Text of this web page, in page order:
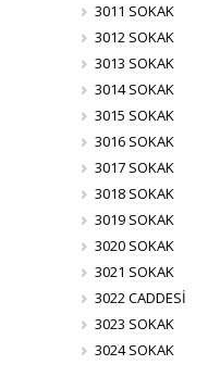
3011 SOKAK
3012 SOKAK
3013 SOKAK
3014 SOKAK
3015 SOKAK
3016 SOKAK
3017 SOKAK
3018 SOKAK
3019 SOKAK
3020 SOKAK
3021 SOKAK
3022 CADDESİ
3023 SOKAK
3024 SOKAK